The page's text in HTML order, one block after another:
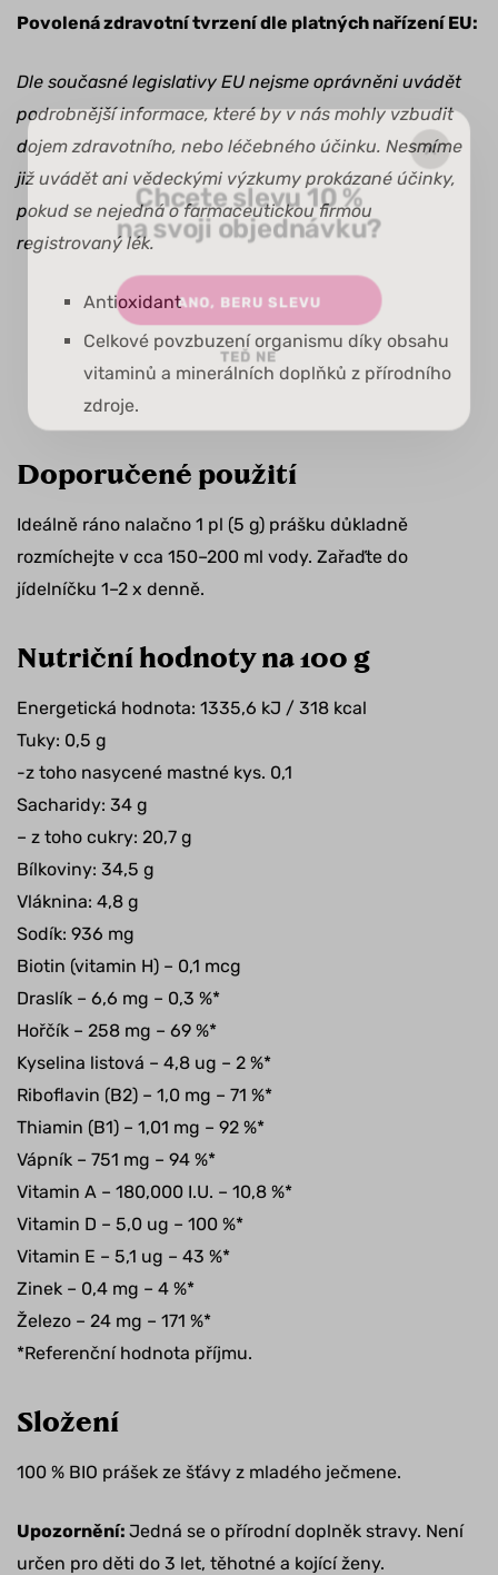
Povolená zdravotní tvrzení dle platných nařízení EU:
Dle současné legislativy EU nejsme oprávněni uvádět
podrobnější informace, které by v nás mohly vzbudit
dojem zdravotního, nebo léčebného účinku. Nesmíme
již uvádět ani vědeckými výzkumy prokázané účinky,
pokud se nejedná o farmaceutickou firmou
registrovaný lék.
Antioxidant
Celkové povzbuzení organismu díky obsahu
vitaminů a minerálních doplňků z přírodního
zdroje.
Doporučené použití
Ideálně ráno nalačno 1 pl (5 g) prášku důkladně
rozmíchejte v cca 150–200 ml vody. Zařaďte do
jídelníčku 1–2 x denně.
Nutriční hodnoty na 100 g
Energetická hodnota: 1335,6 kJ / 318 kcal
Tuky: 0,5 g
-z toho nasycené mastné kys. 0,1
Sacharidy: 34 g
– z toho cukry: 20,7 g
Bílkoviny: 34,5 g
Vláknina: 4,8 g
Sodík: 936 mg
Biotin (vitamin H) – 0,1 mcg
Draslík – 6,6 mg – 0,3 %*
Hořčík – 258 mg – 69 %*
Kyselina listová – 4,8 ug – 2 %*
Riboflavin (B2) – 1,0 mg – 71 %*
Thiamin (B1) – 1,01 mg – 92 %*
Vápník – 751 mg – 94 %*
Vitamin A – 180,000 I.U. – 10,8 %*
Vitamin D – 5,0 ug – 100 %*
Vitamin E – 5,1 ug – 43 %*
Zinek – 0,4 mg – 4 %*
Železo – 24 mg – 171 %*
*Referenční hodnota příjmu.
Složení
100 % BIO prášek ze šťávy z mladého ječmene.
Upozornění: Jedná se o přírodní doplněk stravy. Není
určen pro děti do 3 let, těhotné a kojící ženy.
Chcete slevu 10 %
na svoji objednávku?
ANO, BERU SLEVU
TEĎ NE